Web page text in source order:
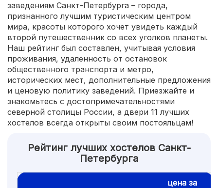
заведениям Санкт-Петербурга – города,
признанного лучшим туристическим центром
мира, красоты которого хочет увидеть каждый
второй путешественник со всех уголков планеты.
Наш рейтинг был составлен, учитывая условия
проживания, удаленность от остановок
общественного транспорта и метро,
исторических мест, дополнительные предложения
и ценовую политику заведений. Приезжайте и
знакомьтесь с достопримечательностями
северной столицы России, а двери 11 лучших
хостелов всегда открыты своим постояльцам!
Рейтинг лучших хостелов Санкт-
Петербурга
цена за